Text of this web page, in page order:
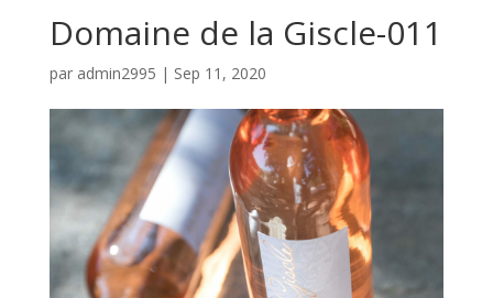
Domaine de la Giscle-011
par admin2995 | Sep 11, 2020